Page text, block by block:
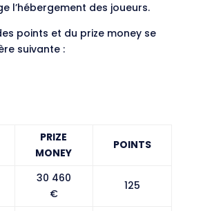
l’hébergement des joueurs.
points et du prize money se
suivante :
PRIZE
MONEY
POINTS
30 460
€
125